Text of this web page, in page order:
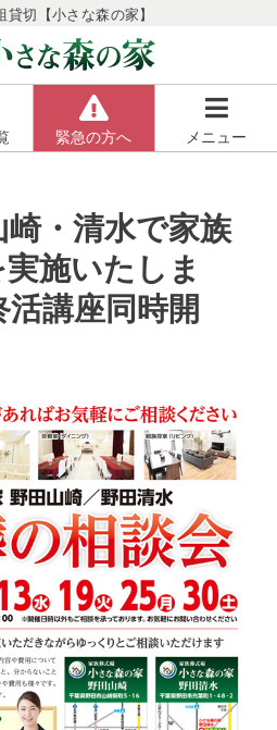
切【小さな森の家】
緊急の方へ メニュー
・清水で家族
施いたしま
講座同時開